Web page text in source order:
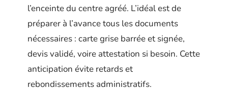
l’enceinte du centre agréé. L’idéal est de
préparer à l’avance tous les documents
nécessaires : carte grise barrée et signée,
devis validé, voire attestation si besoin. Cette
anticipation évite retards et
rebondissements administratifs.